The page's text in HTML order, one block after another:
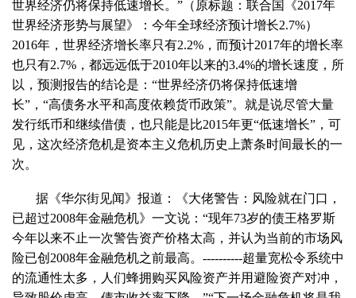
世界经济仍将保持低速增长。”（原标题：联合国《2017年
世界经济形势与展望》：今年全球经济预计增长2.7%）
2016年，世界经济增长率只有2.2% ，而预计2017年的增长率
也只有2.7% ，都远远低于2010年以来的3.4%的增长速度，所
以，预测报告的结论是：“世界经济仍将保持低速增
长”，“高债务水平和高度依赖货币政策”。就是说尽管大量
发行纸币和继续借债，也只能是比2015年更“低速增长”，可
见，这次经济危机是资本主义危机历史上萧条时间最长的一
次。
据《华尔街见闻》报道：《大佬警告：风险就在门口，
已超过2008年金融危机》一文说：“现年73岁的债王格罗斯
今年以来不止一次警告资产价格太高，并认为当前的市场风
险已创 2008年金融危机之前最高。 ----------超量宽松令系统中
的流通性太多，人们蜂拥购买风险资产并用避险资产对冲，